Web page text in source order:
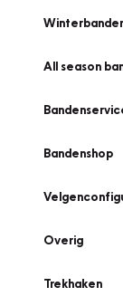
All season
Bandenshop
Overig
Trekhaken